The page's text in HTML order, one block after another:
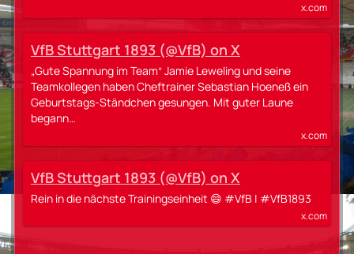
x.com
VfB Stuttgart 1893 (@VfB) on X
„Gute Spannung im Team“ Jamie Leweling und seine
Teamkollegen haben Cheftrainer Sebastian Hoeneß ein
Geburtstags-Ständchen gesungen. Mit guter Laune
begann…
x.com
VfB Stuttgart 1893 (@VfB) on X
Rein in die nächste Trainingseinheit 😄 #VfB | #VfB1893
x.com